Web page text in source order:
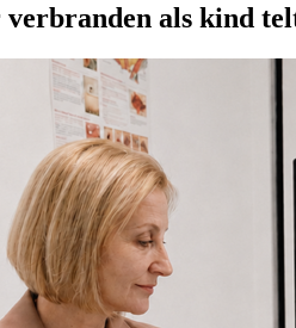
als kind